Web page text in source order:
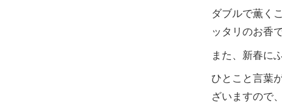
ダブルで薫く
ッタリのお香
また、新春に
ひとこと言葉
ざいますので